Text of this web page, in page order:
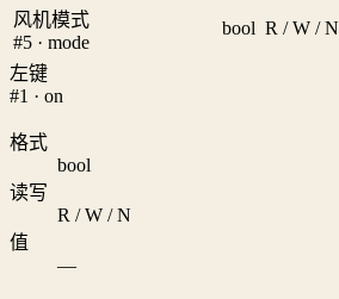
风机模式
#5 · mode
bool R / W / N
左键
#1 · on
格式
bool
读写
R / W / N
值
—